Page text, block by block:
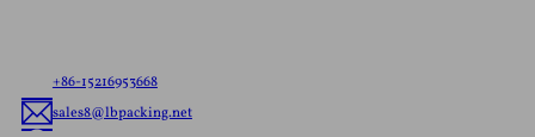
+86-15216953668
sales8@lbpacking.net